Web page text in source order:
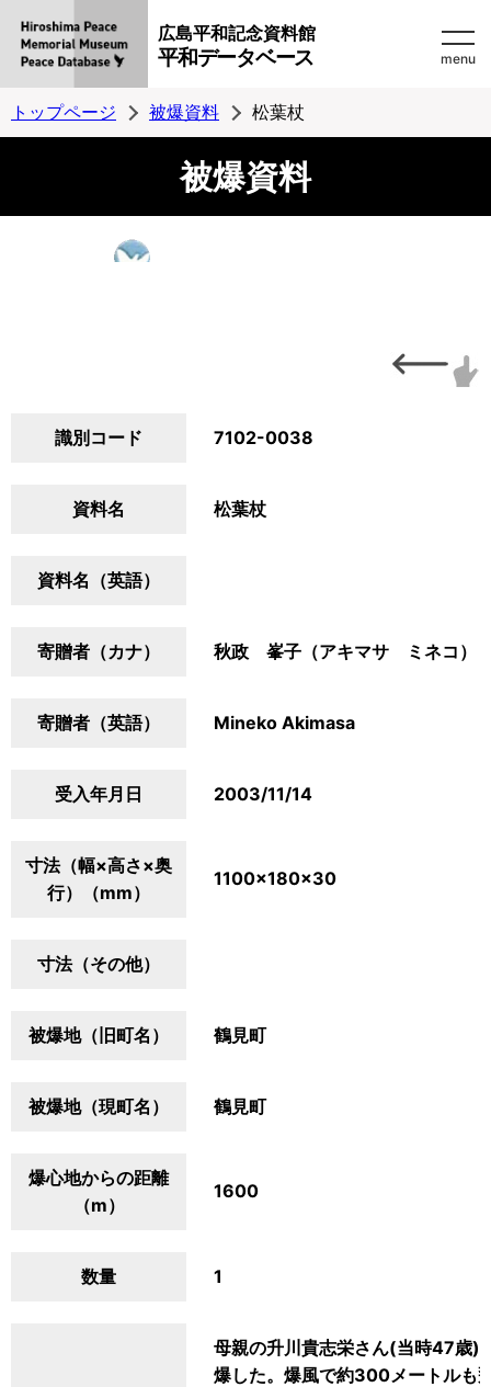
広島平和記念資料館
平和データベース menu
トップページ 被爆資料 松葉杖
被爆資料
識別コード 7102-0038
資料名 松葉杖
資料名（英語）
寄贈者（カナ） 秋政 峯子（アキマサ ミネコ）
寄贈者（英語） Mineko Akimasa
受入年月日 2003/11/14
寸法（幅×高さ×奥
行）（mm）
1100×180×30
寸法（その他）
被爆地（旧町名） 鶴見町
被爆地（現町名） 鶴見町
爆心地からの距離
（m）
1600
数量 1
母親の升川貴志栄さん(当時47歳)
爆した。爆風で約300メートルも